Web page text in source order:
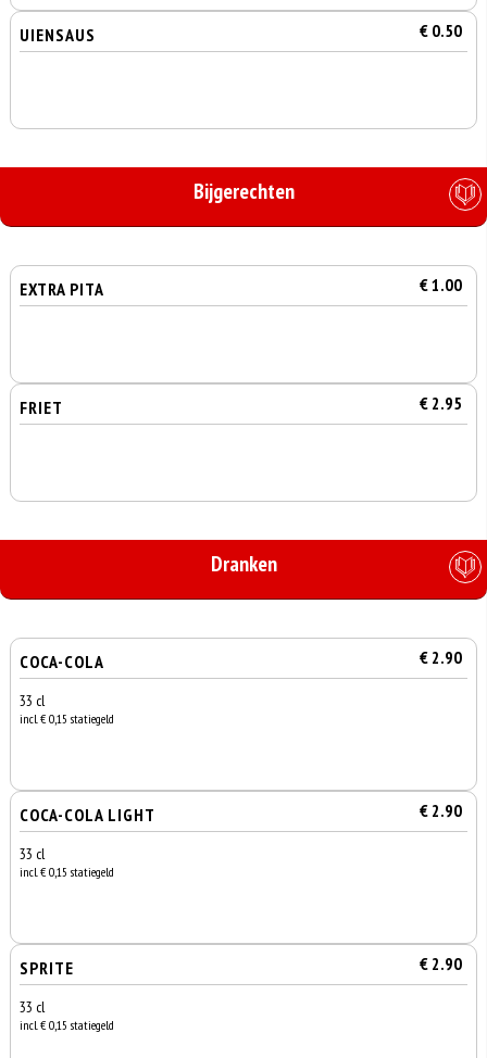
UIENSAUS € 0.50
Bijgerechten
EXTRA PITA € 1.00
FRIET € 2.95
Dranken
COCA-COLA € 2.90
33 cl
incl. € 0,15 statiegeld
COCA-COLA LIGHT € 2.90
33 cl
incl. € 0,15 statiegeld
SPRITE € 2.90
33 cl
incl. € 0,15 statiegeld